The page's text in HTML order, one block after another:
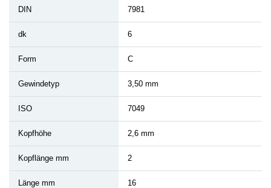
DIN 7981
dk 6
Form C
Gewindetyp 3,50 mm
ISO 7049
Kopfhöhe 2,6 mm
Kopflänge mm 2
Länge mm 16